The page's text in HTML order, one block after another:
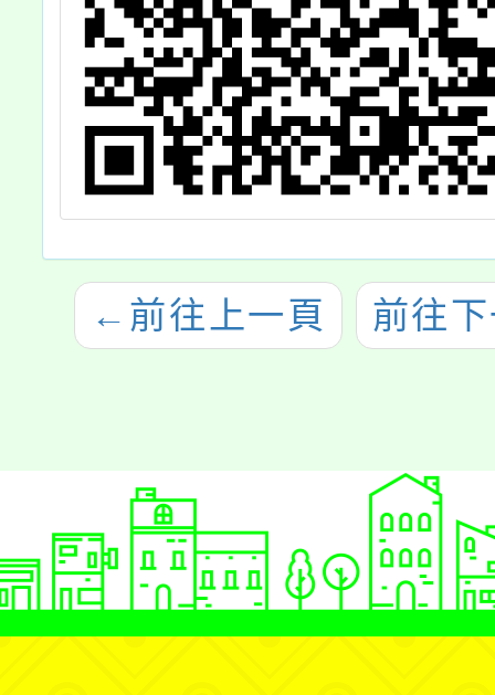
← 前往上一頁 前往